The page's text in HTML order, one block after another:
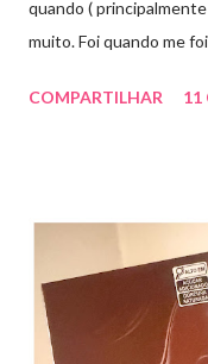
quando (
muito. Foi quando me
uma consulta com o
aplico sobre a acne (
produto: ILOSONE
antibiótico de amplo
Streptomyces
COMPARTILHAR 11